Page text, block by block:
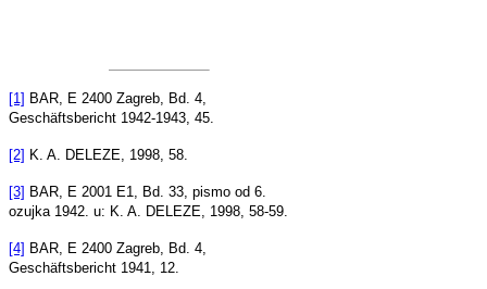
[1] BAR, E 2400 Zagreb, Bd. 4,
Geschäftsbericht 1942-1943, 45.
[2] K. A. DELEZE, 1998, 58.
[3] BAR, E 2001 E1, Bd. 33, pismo od 6.
ozujka 1942. u: K. A. DELEZE, 1998, 58-59.
[4] BAR, E 2400 Zagreb, Bd. 4,
Geschäftsbericht 1941, 12.